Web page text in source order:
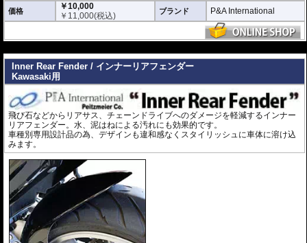
価格
￥10,000
￥ 11,000(税込) ブランド P&A International
Inner Rear Fender / インナーリアフェンダー
Kawasaki用
飛び石などからリアサス、チェーンドライブへのダメージを軽減するインナー
リアフェンダー。水、泥はねによる汚れにも効果的です。
車種別専用設計品の為、デザインも違和感なくスタイリッシュに車体に溶け込
みます。